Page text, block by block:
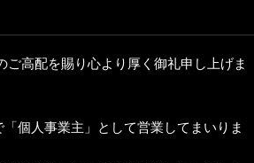
ご高配を賜り心より厚く御礼申し上げま
個人事業主」として営業してまいりま